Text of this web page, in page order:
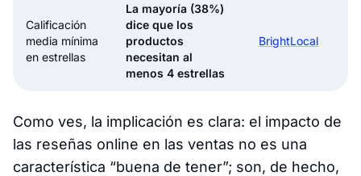
Calificación
media mínima
en estrellas
La mayoría (38%)
dice que los
productos
necesitan al
menos 4 estrellas
BrightLocal
Como ves, la implicación es clara: el impacto de
las reseñas online en las ventas no es una
característica “buena de tener”; son, de hecho,